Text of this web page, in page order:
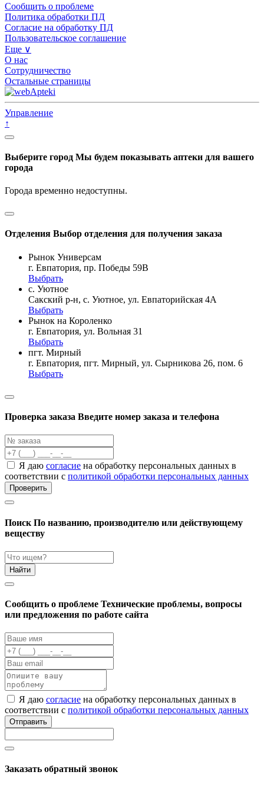
Сообщить о проблеме
Политика обработки ПД
Согласие на обработку ПД
Пользовательское соглашение
Еще ∨
О нас
Сотрудничество
Остальные страницы
Управление
↑
Выберите город Мы будем показывать аптеки для вашего
города
Города временно недоступны.
Отделения Выбор отделения для получения заказа
Рынок Универсам
г. Евпатория, пр. Победы 59В
Выбрать
с. Уютное
Сакский р-н, с. Уютное, ул. Евпаторийская 4А
Выбрать
Рынок на Короленко
г. Евпатория, ул. Вольная 31
Выбрать
пгт. Мирный
г. Евпатория, пгт. Мирный, ул. Сырникова 26, пом. 6
Выбрать
Проверка заказа Введите номер заказа и телефона
Я даю согласие на обработку персональных данных в
соответствии с политикой обработки персональных данных
Проверить
Поиск По названию, производителю или действующему
веществу
Найти
Cообщить о проблеме Технические проблемы, вопросы
или предложения по работе сайта
Я даю согласие на обработку персональных данных в
соответствии с политикой обработки персональных данных
Отправить
Заказать обратный звонок